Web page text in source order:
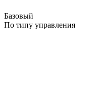
Базовый
По типу управления